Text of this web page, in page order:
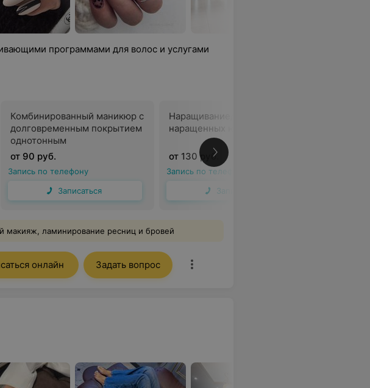
программами для волос и услугами
Комбинированный маникюр с
долговременным покрытием
однотонным
от 90 руб.
Запись по телефону
Записаться
Наращивание/ коррекция
наращенных ногтей
от 130 руб.
Запись по телефону
Записаться
ламинирование ресниц и бровей
онлайн Задать вопрос